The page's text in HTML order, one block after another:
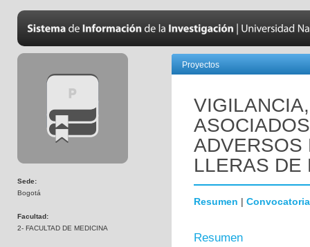
Sede:
Bogotá
Facultad:
2- FACULTAD DE MEDICINA
Proyectos
ADVERSOS
LLERAS DE
Resumen | Convocatoria
Resumen